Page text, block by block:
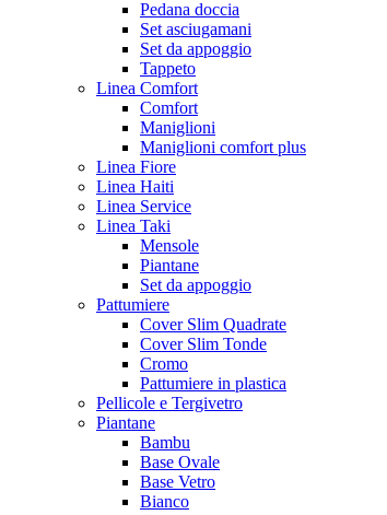
Pedana doccia
Set asciugamani
Set da appoggio
Tappeto
Linea Comfort
Comfort
Maniglioni
Maniglioni comfort plus
Linea Fiore
Linea Haiti
Linea Service
Linea Taki
Mensole
Piantane
Set da appoggio
Pattumiere
Cover Slim Quadrate
Cover Slim Tonde
Cromo
Pattumiere in plastica
Pellicole e Tergivetro
Piantane
Bambu
Base Ovale
Base Vetro
Bianco